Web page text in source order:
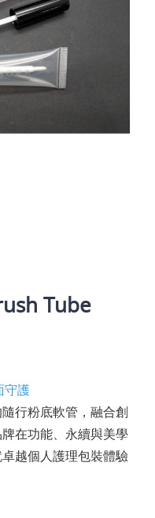
Tube
守護
行粉底軟管，融合創
在功能、永續與美學
越個人護理包裝體驗